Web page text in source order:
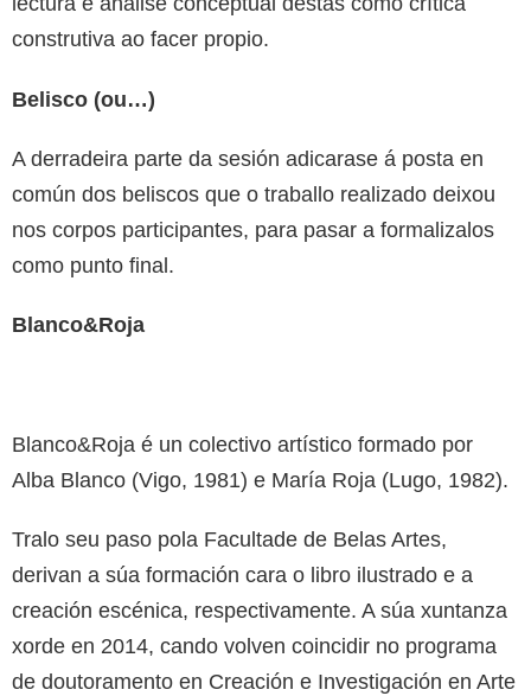
construtiva ao facer propio.
Belisco (ou…)
A derradeira parte da sesión adicarase á posta en
común dos beliscos que o traballo realizado deixou
nos corpos participantes, para pasar a formalizalos
como punto final.
Blanco&Roja
Blanco&Roja é un colectivo artístico formado por
Alba Blanco (Vigo, 1981) e María Roja (Lugo, 1982).
Tralo seu paso pola Facultade de Belas Artes,
derivan a súa formación cara o libro ilustrado e a
creación escénica, respectivamente. A súa xuntanza
xorde en 2014, cando volven coincidir no programa
de doutoramento en Creación e Investigación en Arte